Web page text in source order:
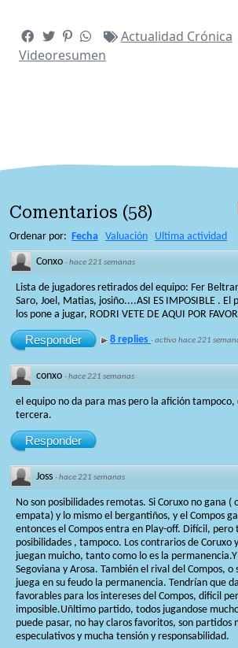
Actualidad Crónica
Videoresumen
Comentarios (58)
Ordenar por: Fecha Valuación Ultima actividad
Conxo ·hace 221 semanas
Lista de jugadores retirados del equipo: Fer
Saro, Joel, Matias, josiño....ASI ES IMPOSIBLE . El
los pone a jugar, RODRI VETE DE AQUI POR FAVOR
Responder 8 replies ·activo hace 221
conxo ·hace 221 semanas
el equipo no da para mas pero la afición tampoco,
tercera.
Responder
Joss ·hace 221 semanas
No son posibilidades remotas. Si Coruxo no gana (
empata) y lo mismo el bergantiños, y el Compos
entonces el Compos entra en Play-off. Difícil,
posibilidades , tampoco. Los contrarios de Coruxo
juegan muicho, tanto como lo es la
Segoviana y Arosa. También el rival del Compos, o
juega en su feudo la permanencia. Tendrían que
favorables para los intereses del Compos, dificil
imposible.Uñltimo partido, todos jugandose
puede pasar, no hay claros favoritos, son partidos
especulativos y mucha tensión y responsabilidad.